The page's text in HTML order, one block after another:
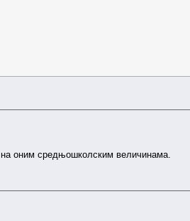
оним средњошколским величинама.